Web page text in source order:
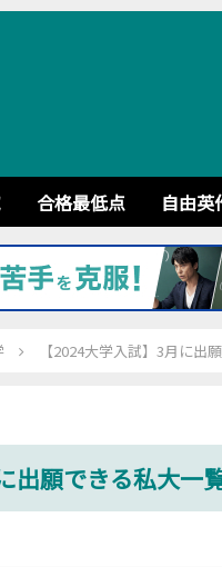
合格最低点 自由英
【2024大学入試】3月に出
出願できる私大一